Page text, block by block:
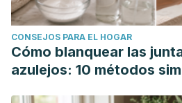
CONSEJOS PARA EL HOGAR
Cómo blanquear las
azulejos: 10 métodos